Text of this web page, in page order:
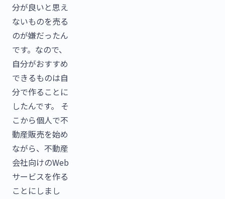
分が良いと思え
ないものを売る
のが嫌だったん
です。なので、
自分がおすすめ
できるものは自
分で作ることに
したんです。 そ
こから個人で不
動産販売を始め
ながら、不動産
会社向けのWeb
サービスを作る
ことにしまし